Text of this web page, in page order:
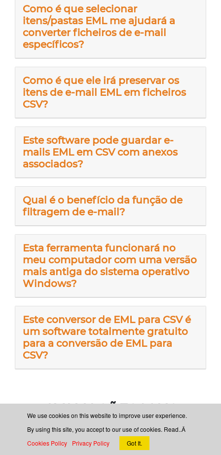
Como é que selecionar
itens/pastas EML me ajudará a
converter ficheiros de e-mail
específicos?
Como é que ele irá preservar os
itens de e-mail EML em ficheiros
CSV?
Este software pode guardar e-
mails EML em CSV com anexos
associados?
Qual é o benefício da função de
filtragem de e-mail?
Esta ferramenta funcionará no
meu computador com uma versão
mais antiga do sistema operativo
Windows?
Este conversor de EML para CSV é
um software totalmente gratuito
para a conversão de EML para
CSV?
AVALIAÇÕES MAIS
VALIOSAS DO CLIENTE
We use cookies on this website to improve user experience.
By using this site, you accept to our use of cookies. Read..Â
Cookies Policy
Privacy Policy Got It.